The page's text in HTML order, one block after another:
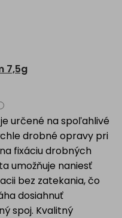
7,5g
určené na spoľahlivé
drobné opravy pri
fixáciu drobných
umožňuje naniesť
bez zatekania, čo
dosiahnuť
spoj. Kvalitný